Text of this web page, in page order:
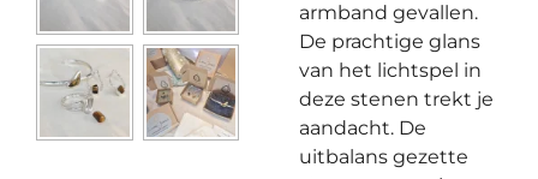
armband gevallen.
De prachtige glans
van het lichtspel in
deze stenen trekt je
aandacht. De
uitbalans gezette